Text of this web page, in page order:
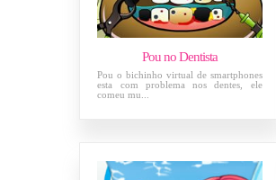
Pou no Dentista
Pou o bichinho virtual de smartphones
esta com problema nos dentes, ele
comeu mu...